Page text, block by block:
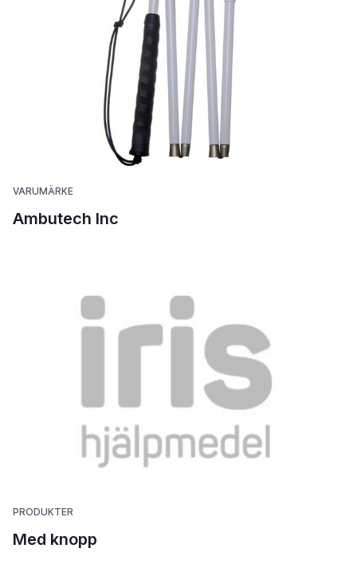
VARUMÄRKE
Ambutech Inc
PRODUKTER
Med knopp